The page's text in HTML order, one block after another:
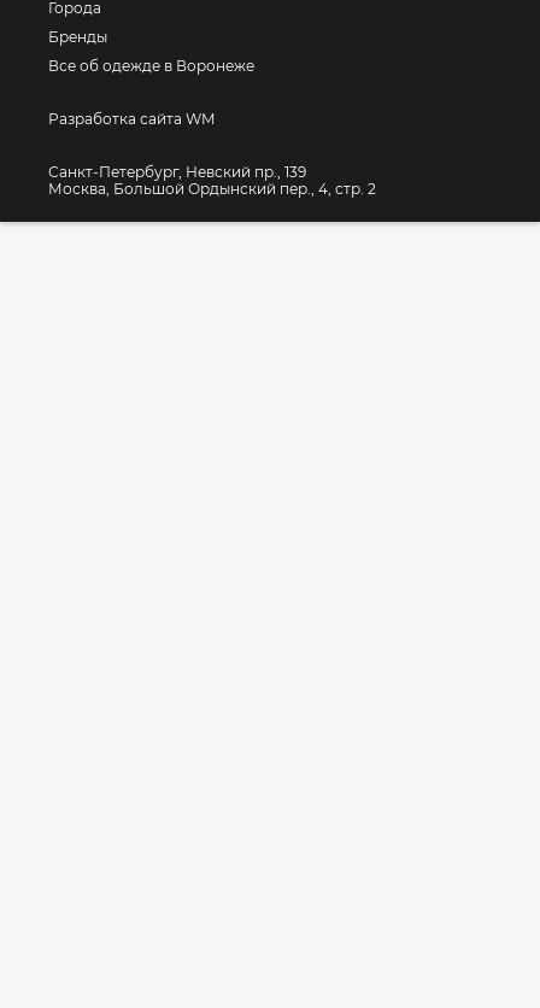
Города
Бренды
Все об одежде в Воронеже
Разработка сайта WM
Санкт-Петербург, Невский пр., 139
Москва, Большой Ордынский пер., 4, стр. 2